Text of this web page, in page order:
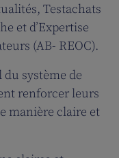
Testachats
et d’Expertise
(AB- REOC).
système de
renforcer leurs
manière claire et